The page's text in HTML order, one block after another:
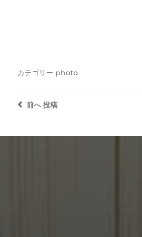
カテゴリー photo
前へ投稿